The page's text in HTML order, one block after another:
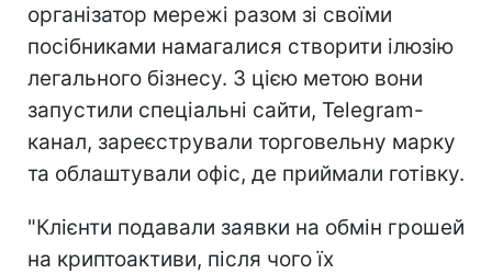
організатор мережі разом зі своїми
посібниками намагалися створити ілюзію
легального бізнесу. З цією метою вони
запустили спеціальні сайти, Telegram-
канал, зареєстрували торговельну марку
та облаштували офіс, де приймали готівку.
"Клієнти подавали заявки на обмін грошей
на криптоактиви, після чого їх